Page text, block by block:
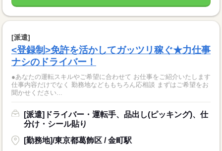
[派遣]
<登録制>免許を活かしてガッツリ稼ぐ★力仕事
ナシのドライバー！
●あなたの運転スキルやご希望に合わせて お仕事をご紹介いたします
仕事内容だけでなく 勤務地などももちろん応相談 まずはご希望をお
聞かせください...
[派遣]ドライバー・運転手、品出し(ピッキング)、仕
分け・シール貼り
[勤務地]/東京都葛飾区 / 金町駅